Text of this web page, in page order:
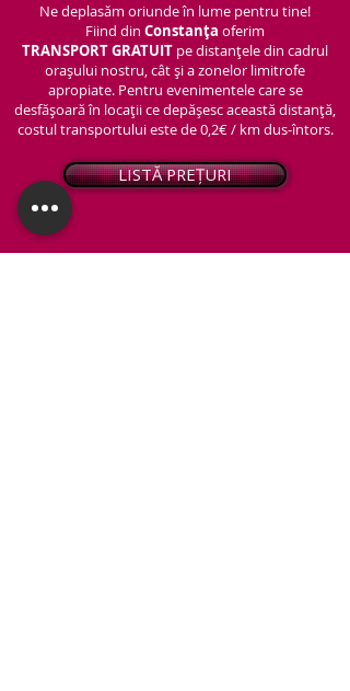
Ne deplasăm oriunde în lume pentru tine!
Fiind din Constanța oferim
TRANSPORTGRATUIT pe distanțele din cadrul
orașului nostru, cât și a zonelor limitrofe
apropiate. Pentru evenimentele care se
desfășoară în locații ce depășesc această distanță,
costul transportului este de 0,2€ / km dus-întors.
LISTĂ PREȚURI
© 2026 - Snap PhotoBooth